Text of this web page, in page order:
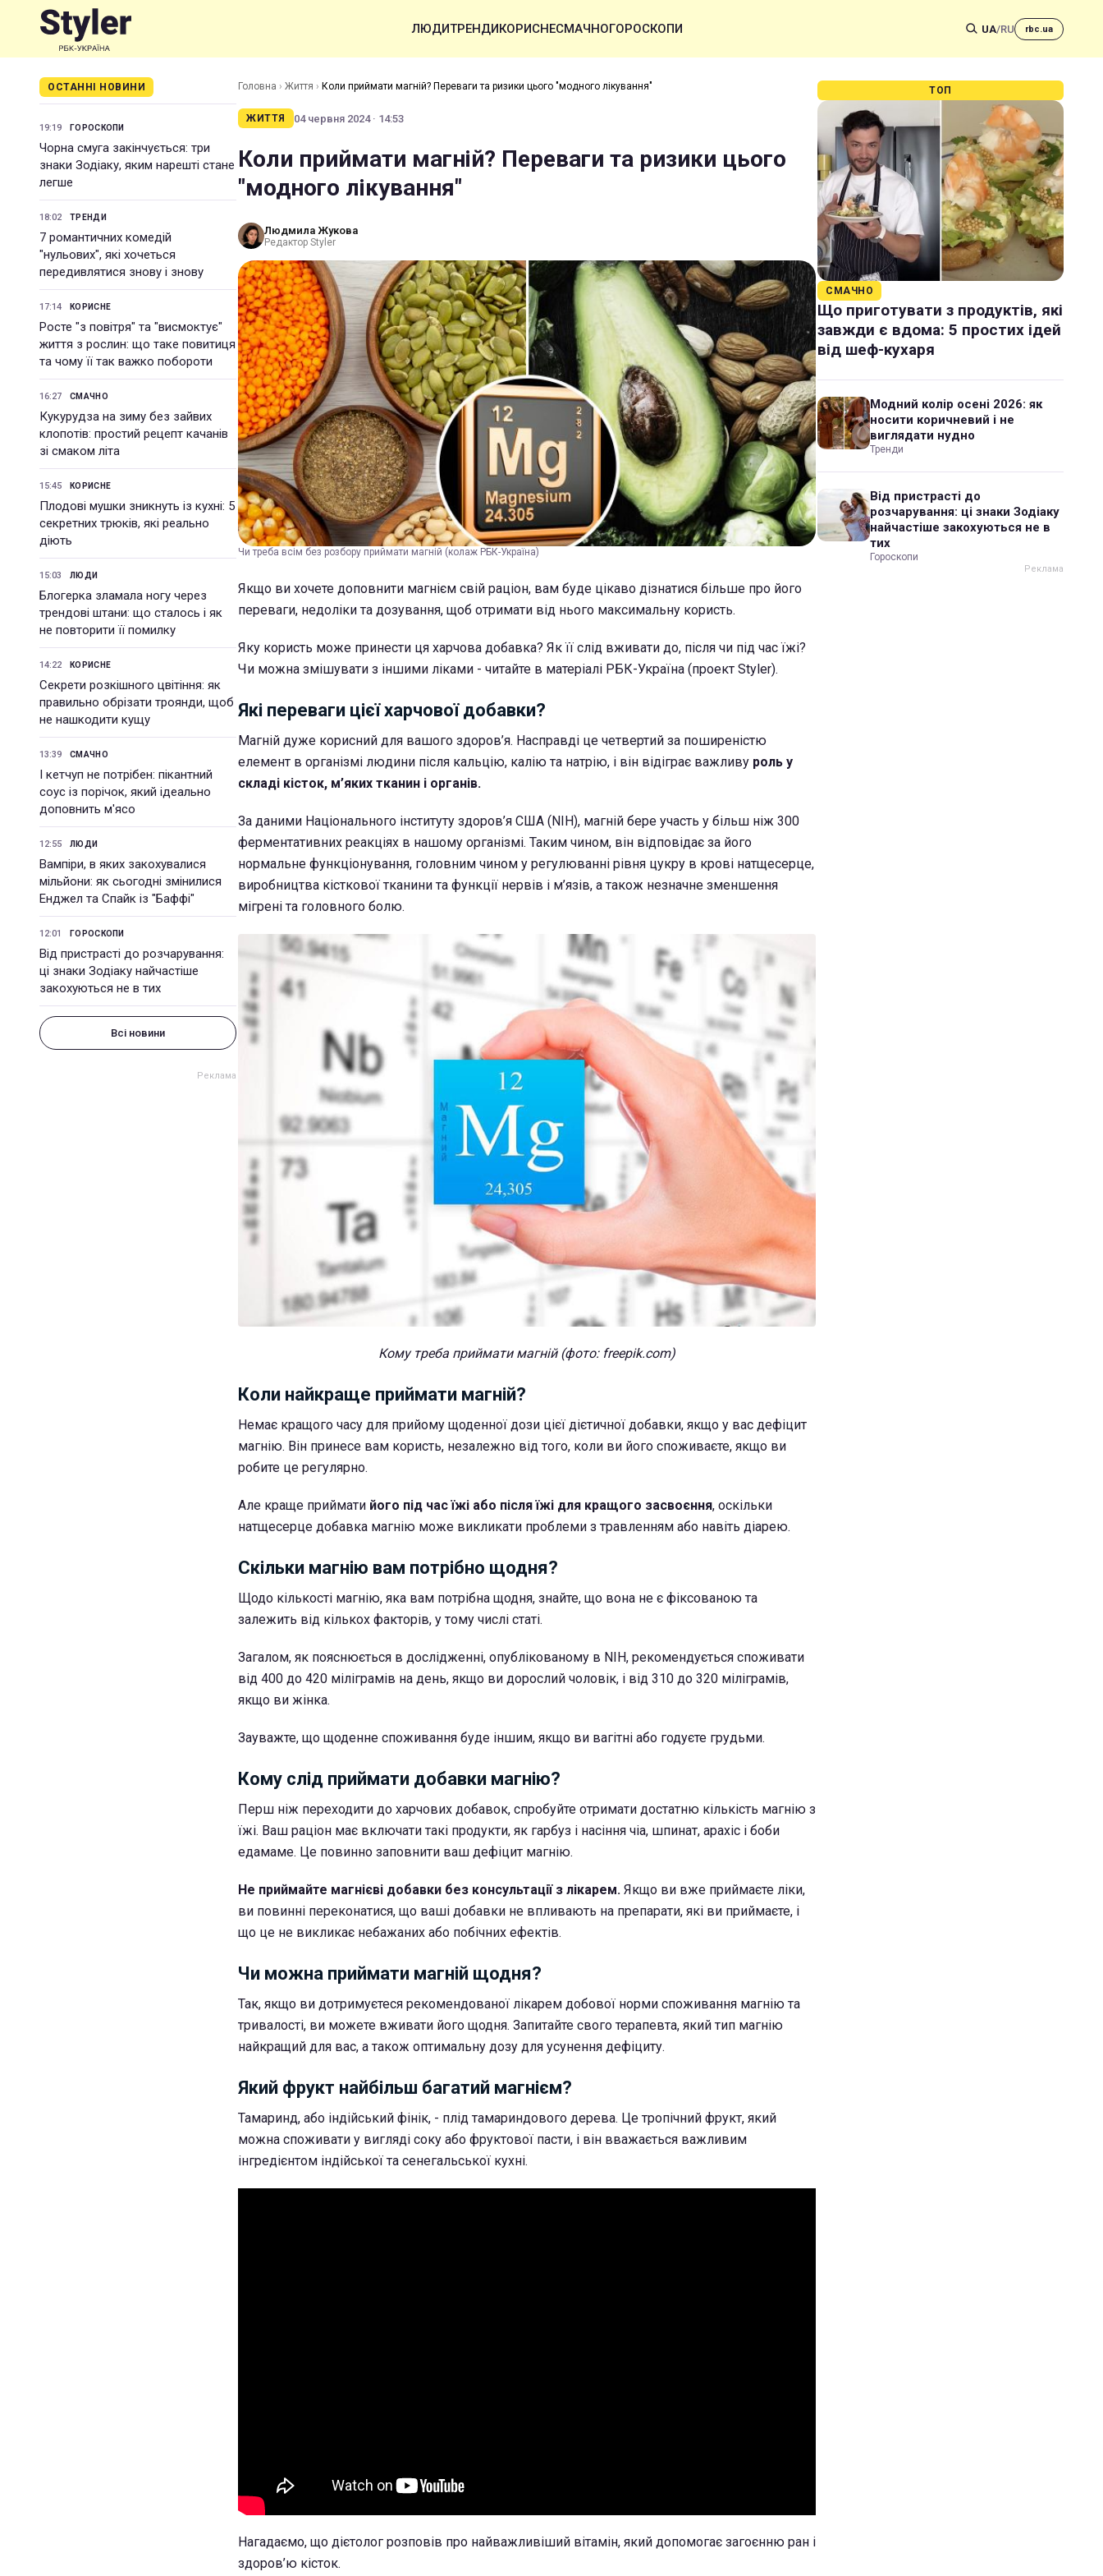
ЛЮДИТРЕНДИКОРИСНЕСМАЧНОГОРОСКОПИ UA/RU rbc.ua
ОСТАННІ НОВИНИ
19:19 ГОРОСКОПИ
Чорна смуга закінчується: три
знаки Зодіаку, яким нарешті стане
легше
18:02 ТРЕНДИ
7 романтичних комедій
"нульових", які хочеться
передивлятися знову і знову
17:14 КОРИСНЕ
Росте "з повітря" та "висмоктує"
життя з рослин: що таке повитиця
та чому її так важко побороти
16:27 СМАЧНО
Кукурудза на зиму без зайвих
клопотів: простий рецепт качанів
зі смаком літа
15:45 КОРИСНЕ
Плодові мушки зникнуть із кухні: 5
секретних трюків, які реально
діють
15:03 ЛЮДИ
Блогерка зламала ногу через
трендові штани: що сталось і як
не повторити її помилку
14:22 КОРИСНЕ
Секрети розкішного цвітіння: як
правильно обрізати троянди, щоб
не нашкодити кущу
13:39 СМАЧНО
І кетчуп не потрібен: пікантний
соус із порічок, який ідеально
доповнить м'ясо
12:55 ЛЮДИ
Вампіри, в яких закохувалися
мільйони: як сьогодні змінилися
Енджел та Спайк із "Баффі"
12:01 ГОРОСКОПИ
Від пристрасті до розчарування:
ці знаки Зодіаку найчастіше
закохуються не в тих
Всі новини
Головна › Життя › Коли приймати магній? Переваги та ризики цього "модного лікування"
ЖИТТЯ 04 червня 2024 · 14:53
Коли приймати магній? Переваги та ризики цього
"модного лікування"
Людмила Жукова
Редактор Styler
Чи треба всім без розбору приймати магній (колаж РБК-Україна)
Якщо ви хочете доповнити магнієм свій раціон, вам буде цікаво дізнатися більше про його
переваги, недоліки та дозування, щоб отримати від нього максимальну користь.
Яку користь може принести ця харчова добавка? Як її слід вживати до, після чи під час їжі?
Чи можна змішувати з іншими ліками - читайте в матеріалі РБК-Україна (проект Styler).
Які переваги цієї харчової добавки?
Магній дуже корисний для вашого здоров’я. Насправді це четвертий за поширеністю
елемент в організмі людини після кальцію, калію та натрію, і він відіграє важливу роль у
складі кісток, м’яких тканин і органів.
За даними Національного інституту здоров’я США (NIH), магній бере участь у більш ніж 300
ферментативних реакціях в нашому організмі. Таким чином, він відповідає за його
нормальне функціонування, головним чином у регулюванні рівня цукру в крові натщесерце,
виробництва кісткової тканини та функції нервів і м’язів, а також незначне зменшення
мігрені та головного болю.
Кому треба приймати магній (фото: freepik.com)
Коли найкраще приймати магній?
Немає кращого часу для прийому щоденної дози цієї дієтичної добавки, якщо у вас дефіцит
магнію. Він принесе вам користь, незалежно від того, коли ви його споживаєте, якщо ви
робите це регулярно.
Але краще приймати його під час їжі або після їжі для кращого засвоєння, оскільки
натщесерце добавка магнію може викликати проблеми з травленням або навіть діарею.
Скільки магнію вам потрібно щодня?
Щодо кількості магнію, яка вам потрібна щодня, знайте, що вона не є фіксованою та
залежить від кількох факторів, у тому числі статі.
Загалом, як пояснюється в дослідженні, опублікованому в NIH, рекомендується споживати
від 400 до 420 міліграмів на день, якщо ви дорослий чоловік, і від 310 до 320 міліграмів,
якщо ви жінка.
Зауважте, що щоденне споживання буде іншим, якщо ви вагітні або годуєте грудьми.
Кому слід приймати добавки магнію?
Перш ніж переходити до харчових добавок, спробуйте отримати достатню кількість магнію з
їжі. Ваш раціон має включати такі продукти, як гарбуз і насіння чіа, шпинат, арахіс і боби
едамаме. Це повинно заповнити ваш дефіцит магнію.
Не приймайте магнієві добавки без консультації з лікарем. Якщо ви вже приймаєте ліки,
ви повинні переконатися, що ваші добавки не впливають на препарати, які ви приймаєте, і
що це не викликає небажаних або побічних ефектів.
Чи можна приймати магній щодня?
Так, якщо ви дотримуєтеся рекомендованої лікарем добової норми споживання магнію та
тривалості, ви можете вживати його щодня. Запитайте свого терапевта, який тип магнію
найкращий для вас, а також оптимальну дозу для усунення дефіциту.
Який фрукт найбільш багатий магнієм?
Тамаринд, або індійський фінік, - плід тамариндового дерева. Це тропічний фрукт, який
можна споживати у вигляді соку або фруктової пасти, і він вважається важливим
інгредієнтом індійської та сенегальської кухні.
Нагадаємо, що дієтолог розповів про найважливіший вітамін, який допомогає загоєнню ран і
здоров’ю кісток.
ТОП
СМАЧНО
Що приготувати з продуктів, які
завжди є вдома: 5 простих ідей
від шеф-кухаря
Модний колір осені 2026: як
носити коричневий і не
виглядати нудно
Тренди
Від пристрасті до
розчарування: ці знаки Зодіаку
найчастіше закохуються не в
тих
Гороскопи